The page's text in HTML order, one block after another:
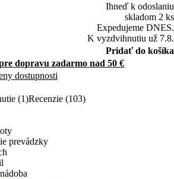
Ihneď k odoslaniu
skladom 2 ks
Expedujeme DNES.
K vyzdvihnutiu už 7.8.
Pridať do košíka
dopravu zadarmo nad 50 €
dostupnosti
(1)Recenzie (103)
prevádzky